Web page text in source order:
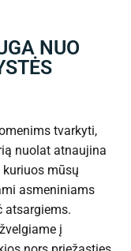
NUO
tvarkyti,
nuolat atnaujina
mūsų
asmeniniams
atsargiems.
į